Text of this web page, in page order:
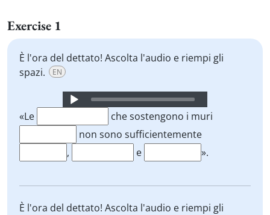
Exercise 1
È l'ora del dettato! Ascolta l'audio e riempi gli
spazi.
EN
Audio
«Le
che sostengono i muri
non sono sufficientemente
,
e ».
È l'ora del dettato! Ascolta l'audio e riempi gli